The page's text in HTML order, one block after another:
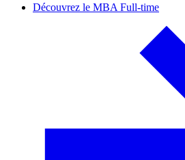
Découvrez le MBA Full-time